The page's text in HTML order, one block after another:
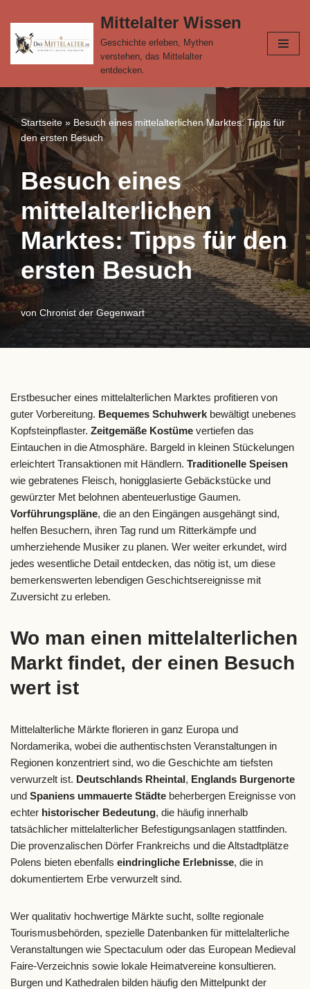
Zum
Inhalt
Mittelalter Wissen
Geschichte erleben, Mythen
verstehen, das Mittelalter
entdecken.
Startseite » Besuch eines mittelalterlichen Marktes: Tipps für
den ersten Besuch
Besuch eines
mittelalterlichen
Marktes: Tipps für den
ersten Besuch
von Chronist der Gegenwart
Erstbesucher eines mittelalterlichen Marktes profitieren von
guter Vorbereitung. Bequemes Schuhwerk bewältigt unebenes
Kopfsteinpflaster. Zeitgemäße Kostüme vertiefen das
Eintauchen in die Atmosphäre. Bargeld in kleinen Stückelungen
erleichtert Transaktionen mit Händlern. Traditionelle Speisen
wie gebratenes Fleisch, honigglasierte Gebäckstücke und
gewürzter Met belohnen abenteuerlustige Gaumen.
Vorführungspläne, die an den Eingängen ausgehängt sind,
helfen Besuchern, ihren Tag rund um Ritterkämpfe und
umherziehende Musiker zu planen. Wer weiter erkundet, wird
jedes wesentliche Detail entdecken, das nötig ist, um diese
bemerkenswerten lebendigen Geschichtsereignisse mit
Zuversicht zu erleben.
Wo man einen mittelalterlichen
Markt findet, der einen Besuch
wert ist
Mittelalterliche Märkte florieren in ganz Europa und
Nordamerika, wobei die authentischsten Veranstaltungen in
Regionen konzentriert sind, wo die Geschichte am tiefsten
verwurzelt ist. Deutschlands Rheintal, Englands Burgenorte
und Spaniens ummauerte Städte beherbergen Ereignisse von
echter historischer Bedeutung, die häufig innerhalb
tatsächlicher mittelalterlicher Befestigungsanlagen stattfinden.
Die provenzalischen Dörfer Frankreichs und die Altstadtplätze
Polens bieten ebenfalls eindringliche Erlebnisse, die in
dokumentiertem Erbe verwurzelt sind.
Wer qualitativ hochwertige Märkte sucht, sollte regionale
Tourismusbehörden, spezielle Datenbanken für mittelalterliche
Veranstaltungen wie Spectaculum oder das European Medieval
Faire-Verzeichnis sowie lokale Heimatvereine konsultieren.
Burgen und Kathedralen bilden häufig den Mittelpunkt der